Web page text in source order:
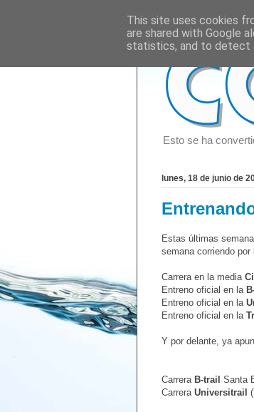
Esto se ha
lunes, 18 de junio de
Estas últimas
semana corriendo
Carrera en la media
Entreno oficial en la
Entreno oficial en la
Entreno oficial en la
Y por delante, ya
Carrera B-trail Santa
Carrera Universitrail
This site uses cookies
are shared with Google
statistics, and to detect